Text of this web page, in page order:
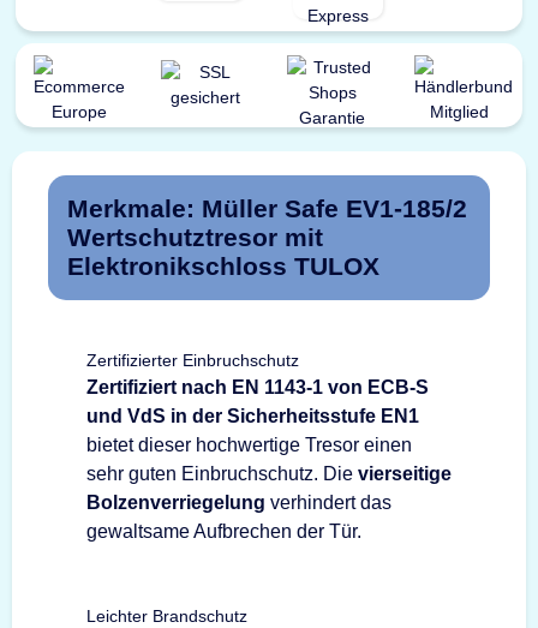
Merkmale: Müller Safe EV1-185/2
Wertschutztresor mit
Elektronikschloss TULOX
Zertifizierter Einbruchschutz
Zertifiziert nach EN 1143-1 von ECB-S
und VdS in der Sicherheitsstufe EN1
bietet dieser hochwertige Tresor einen
sehr guten Einbruchschutz. Die vierseitige
Bolzenverriegelung verhindert das
gewaltsame Aufbrechen der Tür.
Leichter Brandschutz